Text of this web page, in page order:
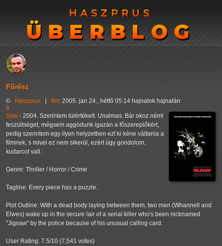
HASZPRUS
ÜBERBLOG
HASZPRUS
ÜBERBLOG
Fűrész
© Haszprus film 2005. jan 24., hétfő 05:14 hajnalok hajnalán
6
Saw - 2004. Szerintem túlértékelt. Unalmas. Bár okoz némi
feszültséget, mégsem aggódunk igazán a főszereplőkért,
pedig szerintem egy ilyen helyzetben ezt ki kéne váltania a
filmnek, s mivel ez nem sikerül, ezért úgy gondolom,
kudarcot vall.
Genre: Thriller / Horror / Crime
Tagline: Every piece has a puzzle.
Plot Outline: With a dead body laying between them, two men (Whannell and
Elwes) wake up in the secure lair of a serial killer who's been nicknamed
"Jigsaw" by the police because of his unusual calling card.
User Rating: 7.5/10 (7,541 votes)